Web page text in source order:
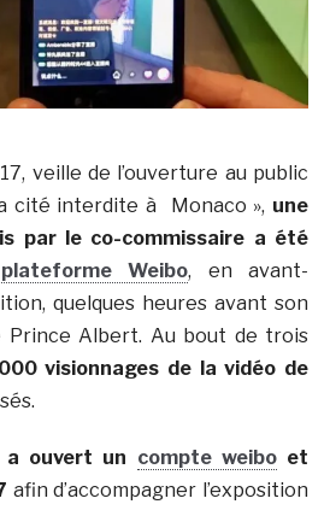
veille de l’ouverture au public
cité interdite à Monaco », une
par le co-commissaire a été
Weibo, en avant-
quelques heures avant son
Albert. Au bout de trois
000 visionnages de la vidéo de
a ouvert un compte weiboet
afin d’accompagner l’exposition